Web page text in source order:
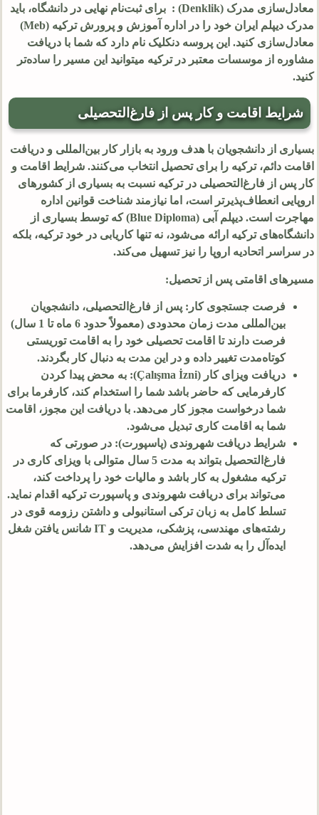
معادل‌سازی مدرک (Denklik) : برای ثبت‌نام نهایی در دانشگاه، باید
مدرک دیپلم ایران خود را در اداره آموزش و پرورش ترکیه (Meb)
معادل‌سازی کنید. این پروسه دنکلیک نام دارد که شما با دریافت
مشاوره از موسسات معتبر در ترکیه میتوانید این مسیر را ساده‌تر
کنید.
شرایط اقامت و کار پس از فارغ‌التحصیلی
بسیاری از دانشجویان با هدف ورود به بازار کار بین‌المللی و دریافت
اقامت دائم، ترکیه را برای تحصیل انتخاب می‌کنند. شرایط اقامت و
کار پس از فارغ‌التحصیلی در ترکیه نسبت به بسیاری از کشورهای
اروپایی انعطاف‌پذیرتر است، اما نیازمند شناخت قوانین اداره
مهاجرت است. دیپلم آبی (Blue Diploma) که توسط بسیاری از
دانشگاه‌های ترکیه ارائه می‌شود، نه تنها کاریابی در خود ترکیه، بلکه
در سراسر اتحادیه اروپا را نیز تسهیل می‌کند.
مسیرهای اقامتی پس از تحصیل:
فرصت جستجوی کار: پس از فارغ‌التحصیلی، دانشجویان
بین‌المللی مدت زمان محدودی (معمولاً حدود6 ماه تا 1 سال)
فرصت دارند تا اقامت تحصیلی خود را به اقامت توریستی
کوتاه‌مدت تغییر داده و در این مدت به دنبال کار بگردند.
دریافت ویزای کار (Çalışma İzni): به محض پیدا کردن
کارفرمایی که حاضر باشد شما را استخدام کند، کارفرما برای
شما درخواست مجوز کار می‌دهد. با دریافت این مجوز، اقامت
شما به اقامت کاری تبدیل می‌شود.
شرایط دریافت شهروندی (پاسپورت): در صورتی که
فارغ‌التحصیل بتواند به مدت5 سال متوالی با ویزای کاری در
ترکیه مشغول به کار باشد و مالیات خود را پرداخت کند،
می‌تواند برای دریافت شهروندی و پاسپورت ترکیه اقدام نماید.
تسلط کامل به زبان ترکی استانبولی و داشتن رزومه قوی در
رشته‌های مهندسی، پزشکی، مدیریت و IT شانس یافتن شغل
ایده‌آل را به شدت افزایش می‌دهد.